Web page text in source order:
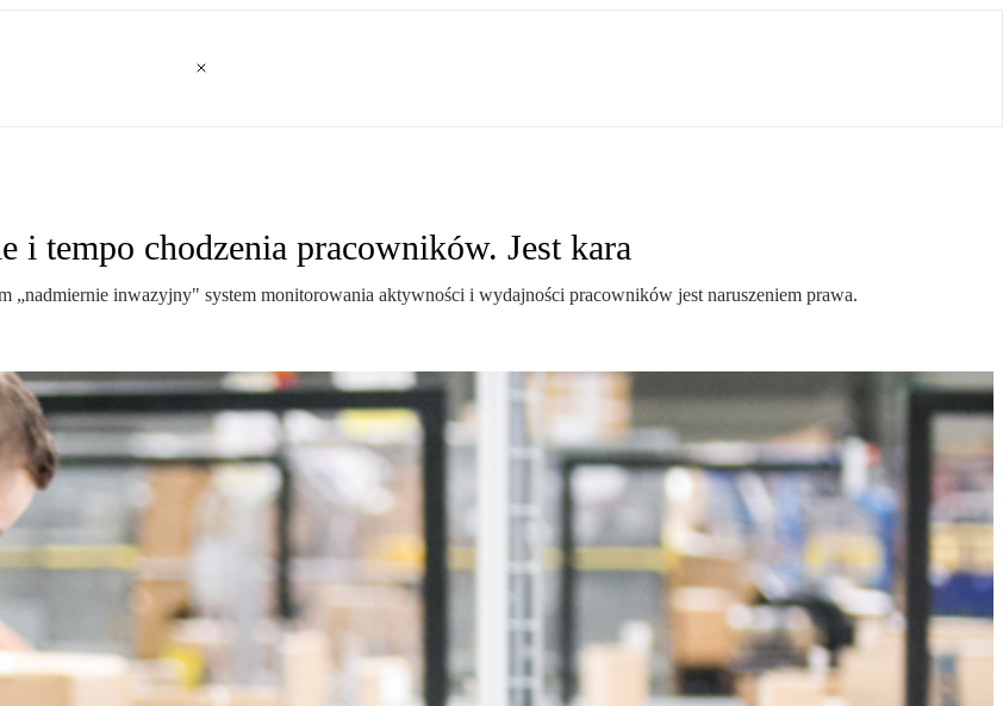
i tempo chodzenia pracowników. Jest kara
„nadmiernie inwazyjny" system monitorowania aktywności i wydajności pracowników jest naruszeniem prawa.